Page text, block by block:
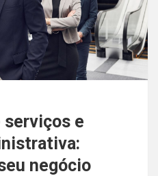
serviços e
negócio